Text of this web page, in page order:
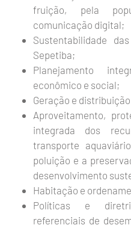
fruição, pela
comunicação digital;
Sustentabilidade
Sepetiba;
Planejamento
econômico e social;
Geração e
Aproveitamento,
integrada dos
transporte
poluição e a
desenvolvimento
Habitação e
Políticas e
referenciais de